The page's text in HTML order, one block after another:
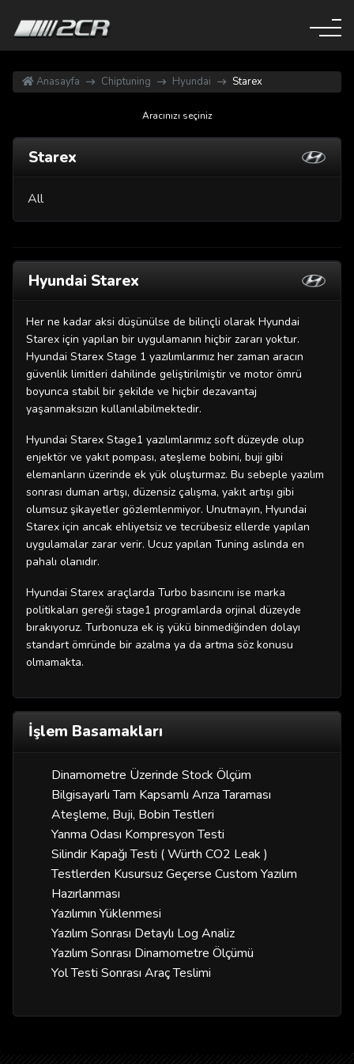
Anasayfa Chiptuning Hyundai Starex
Aracınızı seçiniz
Starex
All
Hyundai Starex
Her ne kadar aksi düşünülse de bilinçli olarak Hyundai
Starex için yapılan bir uygulamanın hiçbir zararı yoktur.
Hyundai Starex Stage 1 yazılımlarımız her zaman aracın
güvenlik limitleri dahilinde geliştirilmiştir ve motor ömrü
boyunca stabil bir şekilde ve hiçbir dezavantaj
yaşanmaksızın kullanılabilmektedir.
Hyundai Starex Stage1 yazılımlarımız soft düzeyde olup
enjektör ve yakıt pompası, ateşleme bobini, buji gibi
elemanların üzerinde ek yük oluşturmaz. Bu sebeple yazılım
sonrası duman artışı, düzensiz çalışma, yakıt artışı gibi
olumsuz şikayetler gözlemlenmiyor. Unutmayın, Hyundai
Starex için ancak ehliyetsiz ve tecrübesiz ellerde yapılan
uygulamalar zarar verir. Ucuz yapılan Tuning aslında en
pahalı olanıdır.
Hyundai Starex araçlarda Turbo basıncını ise marka
politikaları gereği stage1 programlarda orjinal düzeyde
bırakıyoruz. Turbonuza ek iş yükü binmediğinden dolayı
standart ömründe bir azalma ya da artma söz konusu
olmamakta.
İşlem Basamakları
Dinamometre Üzerinde Stock Ölçüm
Bilgisayarlı Tam Kapsamlı Arıza Taraması
Ateşleme, Buji, Bobin Testleri
Yanma Odası Kompresyon Testi
Silindir Kapağı Testi ( Würth CO2 Leak )
Testlerden Kusursuz Geçerse Custom Yazılım
Hazırlanması
Yazılımın Yüklenmesi
Yazılım Sonrası Detaylı Log Analiz
Yazılım Sonrası Dinamometre Ölçümü
Yol Testi Sonrası Araç Teslimi